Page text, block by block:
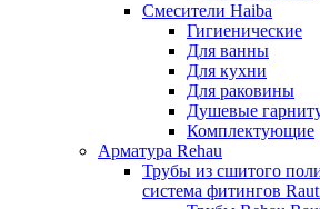
Смесители Haiba
Гигиенические
Для ванны
Для кухни
Для раковины
Душевые
Комплектующие
Арматура Rehau
Трубы из сшитого
система фитингов